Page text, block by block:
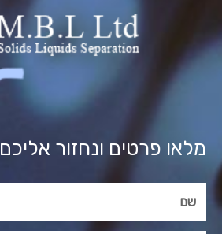
מלאו פרטים ונחזור אליכם